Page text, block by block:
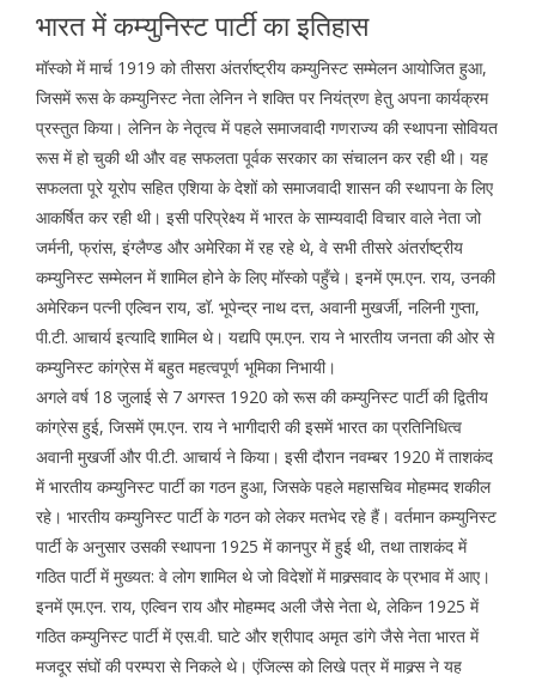
भारत में कम्युनिस्ट पार्टी का इतिहास
मॉस्को में मार्च 1919 को तीसरा अंतर्राष्ट्रीय कम्युनिस्ट सम्मेलन आयोजित हुआ,
जिसमें रूस के कम्युनिस्ट नेता लेनिन ने शक्ति पर नियंत्रण हेतु अपना कार्यक्रम
प्रस्तुत किया। लेनिन के नेतृत्व में पहले समाजवादी गणराज्य की स्थापना सोवियत
रूस में हो चुकी थी और वह सफलता पूर्वक सरकार का संचालन कर रही थी। यह
सफलता पूरे यूरोप सहित एशिया के देशों को समाजवादी शासन की स्थापना के लिए
आकर्षित कर रही थी। इसी परिप्रेक्ष्य में भारत के साम्यवादी विचार वाले नेता जो
जर्मनी, फ्रांस, इंग्लैण्ड और अमेरिका में रह रहे थे, वे सभी तीसरे अंतर्राष्ट्रीय
कम्युनिस्ट सम्मेलन में शामिल होने के लिए मॉस्को पहुँचे। इनमें एम.एन. राय, उनकी
अमेरिकन पत्नी एल्विन राय, डॉ. भूपेन्द्र नाथ दत्त, अवानी मुखर्जी, नलिनी गुप्ता,
पी.टी. आचार्य इत्यादि शामिल थे। यद्यपि एम.एन. राय ने भारतीय जनता की ओर से
कम्युनिस्ट कांग्रेस में बहुत महत्वपूर्ण भूमिका निभायी।
अगले वर्ष 18 जुलाई से 7 अगस्त 1920 को रूस की कम्युनिस्ट पार्टी की द्वितीय
कांग्रेस हुई, जिसमें एम.एन. राय ने भागीदारी की इसमें भारत का प्रतिनिधित्व
अवानी मुखर्जी और पी.टी. आचार्य ने किया। इसी दौरान नवम्बर 1920 में ताशकंद
में भारतीय कम्युनिस्ट पार्टी का गठन हुआ, जिसके पहले महासचिव मोहम्मद शकील
रहे। भारतीय कम्युनिस्ट पार्टी के गठन को लेकर मतभेद रहे हैं। वर्तमान कम्युनिस्ट
पार्टी के अनुसार उसकी स्थापना 1925 में कानपुर में हुई थी, तथा ताशकंद में
गठित पार्टी में मुख्यत: वे लोग शामिल थे जो विदेशों में माक्र्सवाद के प्रभाव में आए।
इनमें एम.एन. राय, एल्विन राय और मोहम्मद अली जैसे नेता थे, लेकिन 1925 में
गठित कम्युनिस्ट पार्टी में एस.वी. घाटे और श्रीपाद अमृत डांगे जैसे नेता भारत में
मजदूर संघों की परम्परा से निकले थे। एंजिल्स को लिखे पत्र में माक्र्स ने यह